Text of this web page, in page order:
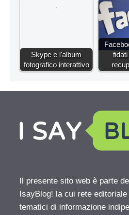
Skype e l'album
fotografico interattivo
Il presente sito web è parte
IsayBlog! la cui rete
tematici di informazione